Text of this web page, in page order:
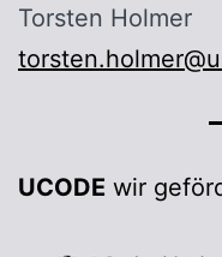
Torsten Holmer
UCODE wir